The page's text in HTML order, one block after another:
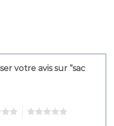
votre avis sur “sac